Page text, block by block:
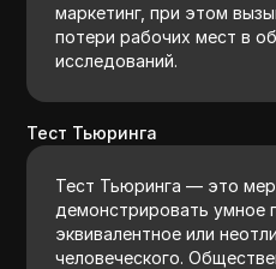
маркетинг, при этом
потери рабочих мест в
исследований.
Тест Тьюринга
Тест Тьюринга — это
демонстрировать умное
эквивалентное или
человеческого.